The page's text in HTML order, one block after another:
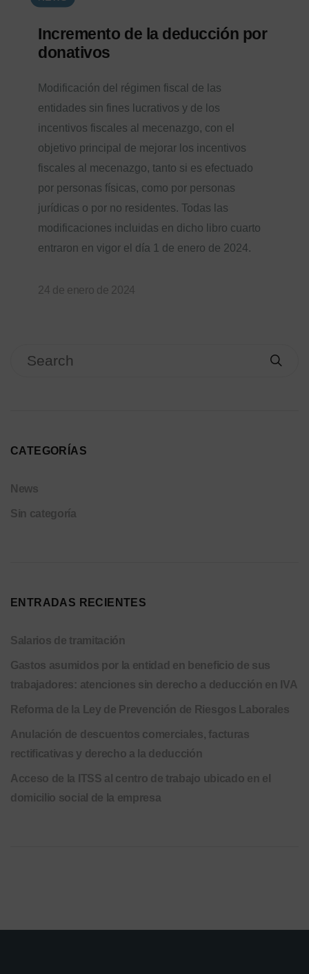
Incremento de la deducción por
donativos
Modificación del régimen fiscal de las
entidades sin fines lucrativos y de los
incentivos fiscales al mecenazgo, con el
objetivo principal de mejorar los incentivos
fiscales al mecenazgo, tanto si es efectuado
por personas físicas, como por personas
jurídicas o por no residentes. Todas las
modificaciones incluidas en dicho libro cuarto
entraron en vigor el día 1 de enero de 2024.
24 de enero de 2024
CATEGORÍAS
News
Sin categoría
ENTRADAS RECIENTES
Salarios de tramitación
Gastos asumidos por la entidad en beneficio de sus
trabajadores: atenciones sin derecho a deducción en IVA
Reforma de la Ley de Prevención de Riesgos Laborales
Anulación de descuentos comerciales, facturas
rectificativas y derecho a la deducción
Acceso de la ITSS al centro de trabajo ubicado en el
domicilio social de la empresa